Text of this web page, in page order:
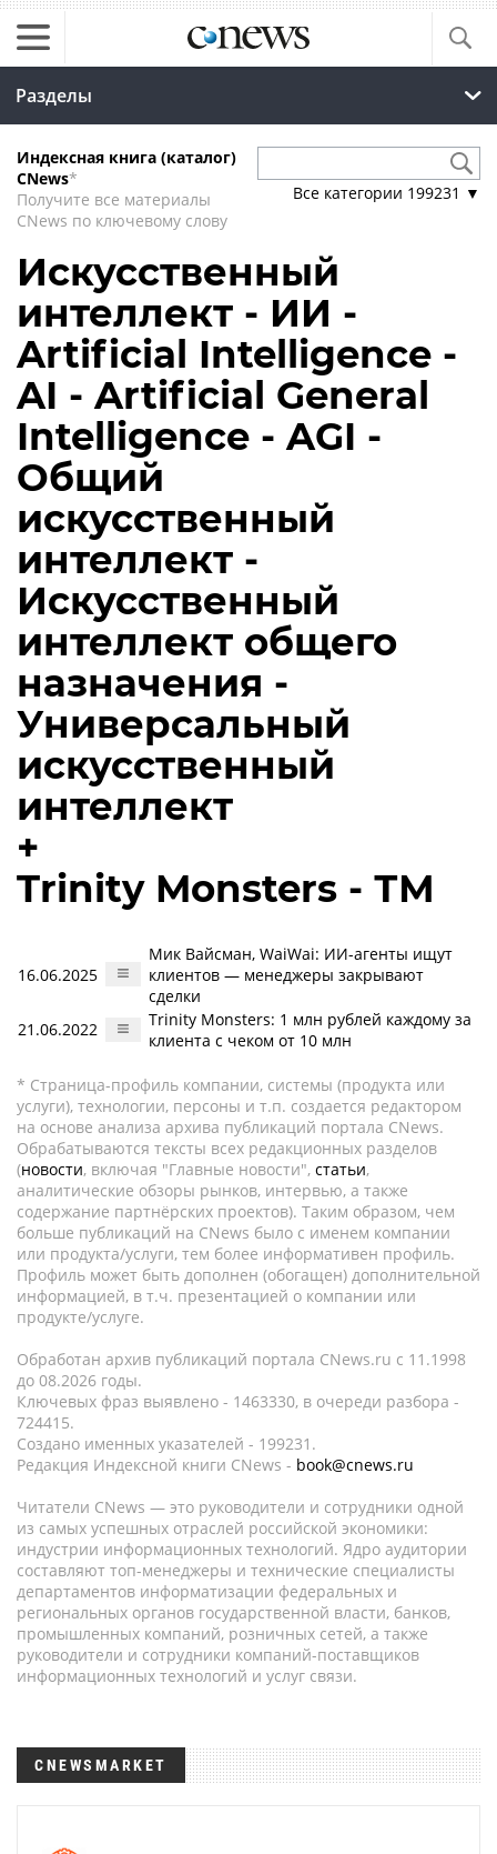
Разделы
Индексная книга (каталог)
CNews*
Получите все материалы
CNews по ключевому слову
Все категории 199231 ▼
Искусственный
интеллект - ИИ -
Artificial Intelligence -
AI - Artificial General
Intelligence - AGI -
Общий
искусственный
интеллект -
Искусственный
интеллект общего
назначения -
Универсальный
искусственный
интеллект
+
Trinity Monsters - ТМ
16.06.2025
Мик Вайсман, WaiWai: ИИ-агенты ищут
клиентов — менеджеры закрывают
сделки
21.06.2022
Trinity Monsters: 1 млн рублей каждому за
клиента с чеком от 10 млн
* Страница-профиль компании, системы (продукта или
услуги), технологии, персоны и т.п. создается редактором
на основе анализа архива публикаций портала CNews.
Обрабатываются тексты всех редакционных разделов
(новости, включая "Главные новости", статьи,
аналитические обзоры рынков, интервью, а также
содержание партнёрских проектов). Таким образом, чем
больше публикаций на CNews было с именем компании
или продукта/услуги, тем более информативен профиль.
Профиль может быть дополнен (обогащен) дополнительной
информацией, в т.ч. презентацией о компании или
продукте/услуге.
Обработан архив публикаций портала CNews.ru c 11.1998
до 08.2026 годы.
Ключевых фраз выявлено - 1463330, в очереди разбора -
724415.
Создано именных указателей - 199231.
Редакция Индексной книги CNews - book@cnews.ru
Читатели CNews — это руководители и сотрудники одной
из самых успешных отраслей российской экономики:
индустрии информационных технологий. Ядро аудитории
составляют топ-менеджеры и технические специалисты
департаментов информатизации федеральных и
региональных органов государственной власти, банков,
промышленных компаний, розничных сетей, а также
руководители и сотрудники компаний-поставщиков
информационных технологий и услуг связи.
CNEWSMARKET